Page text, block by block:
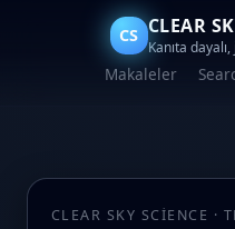
CS CLEAR
Kanıta
Makaleler
CLEAR SKY SCIENCE ·